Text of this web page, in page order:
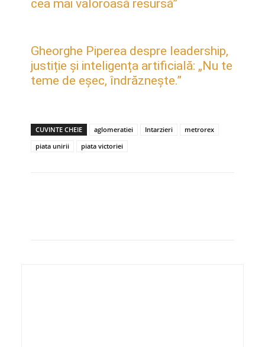
cea mai valoroasă resursă”
Gheorghe Piperea despre leadership,
justiție și inteligența artificială: „Nu te
teme de eșec, îndrăznește.”
CUVINTE CHEIE aglomeratiei Intarzieri
metrorex
piata unirii
piata victoriei